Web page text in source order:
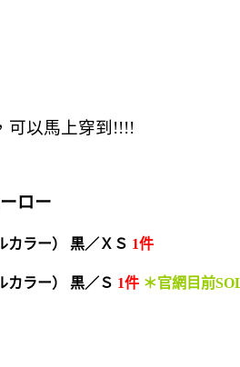
可以馬上穿到!!!!
ロー
ラー） 黒／ＸＳ 1件
ラー） 黒／Ｓ 1件 ＊官網目前